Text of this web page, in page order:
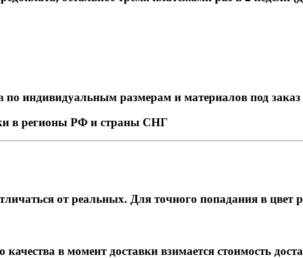
по индивидуальным размерам и материалов под заказ
в регионы РФ и страны СНГ
от реальных. Для точного попадания в цвет
в момент доставки взимается стоимость